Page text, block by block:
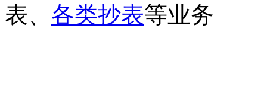
表、 各类抄表等业务